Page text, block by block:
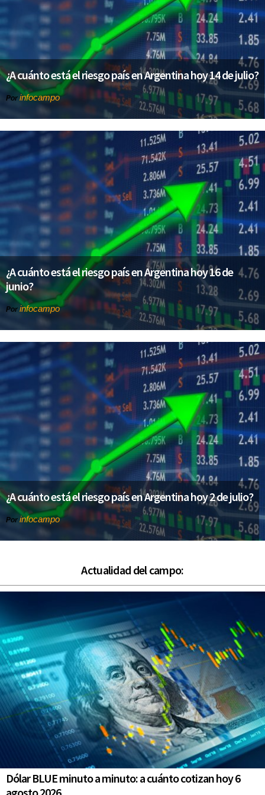
¿A cuánto está el riesgo país en Argentina hoy 14 de julio?
Por infocampo
¿A cuánto está el riesgo país en Argentina hoy 16 de
junio?
Por infocampo
¿A cuánto está el riesgo país en Argentina hoy 2 de julio?
Por infocampo
Actualidad del campo:
Dólar BLUE minuto a minuto: a cuánto cotizan hoy 6